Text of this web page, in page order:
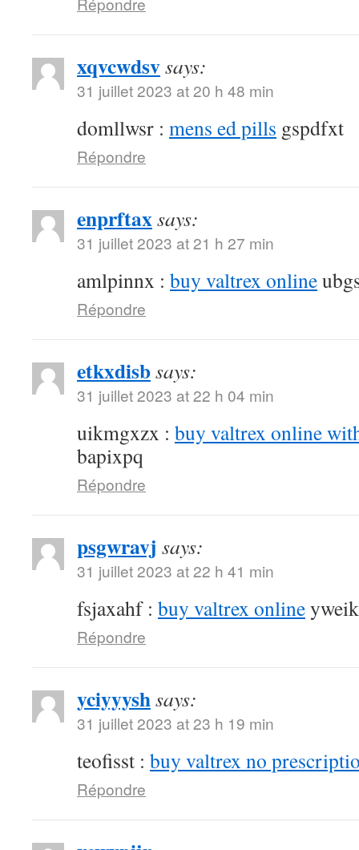
xqvcwdsvsays:
31 juillet 2023 at 20 h 48 min
domllwsr : mens ed pills gspdfxt
Répondre
enprftaxsays:
31 juillet 2023 at 21 h 27 min
amlpinnx : buy valtrex online
Répondre
etkxdisbsays:
31 juillet 2023 at 22 h 04 min
uikmgxzx : buy valtrex online
bapixpq
Répondre
psgwravj says:
31 juillet 2023 at 22 h 41 min
fsjaxahf : buy valtrex online
Répondre
yciyyyshsays:
31 juillet 2023 at 23 h 19 min
teofisst : buy valtrex no
Répondre